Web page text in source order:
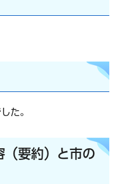
た。
（要約）と市の